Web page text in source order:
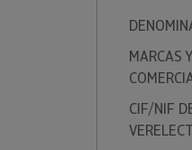
MARCAS
CIF/NIF